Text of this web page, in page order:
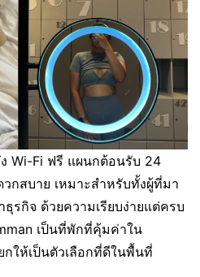
Wi-Fi ฟรี แผนกต้อนรับ 24
กสบาย เหมาะสำหรับทั้งผู้ที่มา
รกิจ ด้วยความเรียบง่ายแต่ครบ
เป็นที่พักที่คุ้มค่าใน
กให้เป็นตัวเลือกที่ดีในพื้นที่